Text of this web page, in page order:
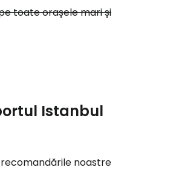
toate orașele mari și
Istanbul
noastre